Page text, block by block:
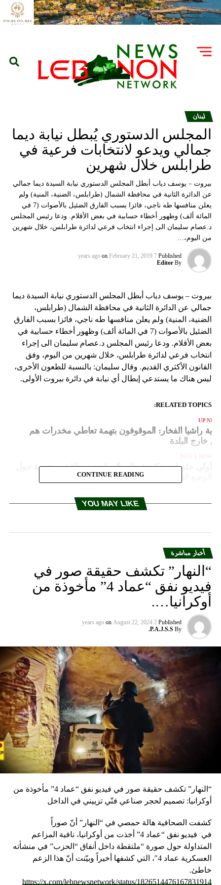
لبنان
المجلس الدستوري يُبطل نيابة ديما
جمالي ويدعو لانتخابات فرعية في
طرابلس خلال شهرين
بيروت – يوسف دياب أبطل المجلس الدستوري نيابة السيدة ديما جمالي
عن الدائرة الثانية في محافظة الشمال (طرابلس، الضنية، المنية) ولم
يعلن منافسها طه ناجي، فائزا بسبب الفارق الضئيل بالأصوات (7 في
المائة ألف) وظهور أخطاء حسابية في بعض الأقلام. ودعا رئيس المجلس
د.عصام سليمان الى إجراء انتخاب فرعي لدائرة طرابلس، خلال شهرين
من اليوم،…
Published
7 years ago
on February 21, 2019
By
Editor
بيروت – يوسف دياب أبطل المجلس الدستوري نيابة السيدة ديما
جمالي عن الدائرة الثانية في محافظة الشمال (طرابلس،
الضنية، المنية) ولم يعلن منافسها طه ناجي، فائزا بسبب الفارق
الضئيل بالأصوات (7 في المائة ألف) وظهور أخطاء حسابية في
بعض الأقلام. ودعا رئيس المجلس د.عصام سليمان الى إجراء
انتخاب فرعي لدائرة طرابلس، خلال شهرين من اليوم، وفق
القانون الأكثري القديم. وقال سليمان: بالنسبة للطعون الأخرى،
ليس هناك ما يستدعي إبطال أي نيابة في دائرة بيروت الأولى.
RELATED TOPICS:
UP
راشيا الفخار: الموقوفون بتهمة تعاطي مخدرات هم
خارج البلدة
أولى جلسات حكومة «إلى العمل»: سجالات محتدمة حول
CONTINUE READING
YOU MAY LIKE
أخبار مباشرة
“النهار” تكشف حقيقة صور في
فيديو نفق “عماد 4” مأخوذة من
أوكرانيا….
Published
2 years ago
on August 22, 2024
By
P.A.J.S.S.
“النهار” تكشف حقيقة صور في فيديو نفق “عماد 4” مأخوذة من
أوكرانيا: تصميم لحجر صناعي فنّي تزييني في الداخل
كشفت الصحافية هالة حمصي في “النهار” أنّ صوراً
في فيديو
نفق “عماد 4” أخذت من أوكرانيا، نافية المزاعم
المتداولة حول صورة “ملتقطة داخل أنفاق “الحزب” في منشأته
العسكرية عماد 4″، التي كشفها أخيراً وبيّنت أنّ هذا الزعم
خاطئ.
https://x.com/lebnewsnetwork/status/1826514476167831914